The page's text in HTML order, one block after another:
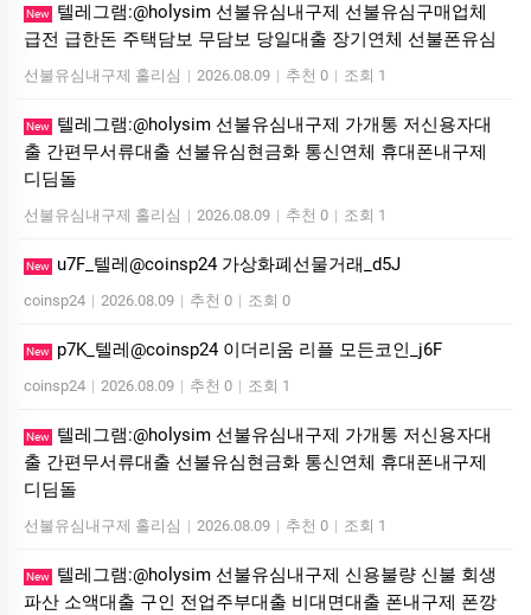
New
텔레그램:@holysim 선불유심내구제 선불유심구매업체
급전 급한돈 주택담보 무담보 당일대출 장기연체 선불폰유심
선불유심내구제 홀리심 | 2026.08.09 | 추천 0 | 조회 1
New
텔레그램:@holysim 선불유심내구제 가개통 저신용자대
출 간편무서류대출 선불유심현금화 통신연체 휴대폰내구제
디딤돌
선불유심내구제 홀리심 | 2026.08.09 | 추천 0 | 조회 1
New u7F_텔레@coinsp24 가상화폐선물거래_d5J
coinsp24 | 2026.08.09 | 추천 0 | 조회 0
New p7K_텔레@coinsp24 이더리움 리플 모든코인_j6F
coinsp24 | 2026.08.09 | 추천 0 | 조회 1
New
텔레그램:@holysim 선불유심내구제 가개통 저신용자대
출 간편무서류대출 선불유심현금화 통신연체 휴대폰내구제
디딤돌
선불유심내구제 홀리심 | 2026.08.09 | 추천 0 | 조회 1
New
텔레그램:@holysim 선불유심내구제 신용불량 신불 회생
파산 소액대출 구인 전업주부대출 비대면대출 폰내구제 폰깡